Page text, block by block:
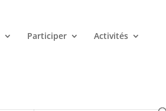
Participer Activités